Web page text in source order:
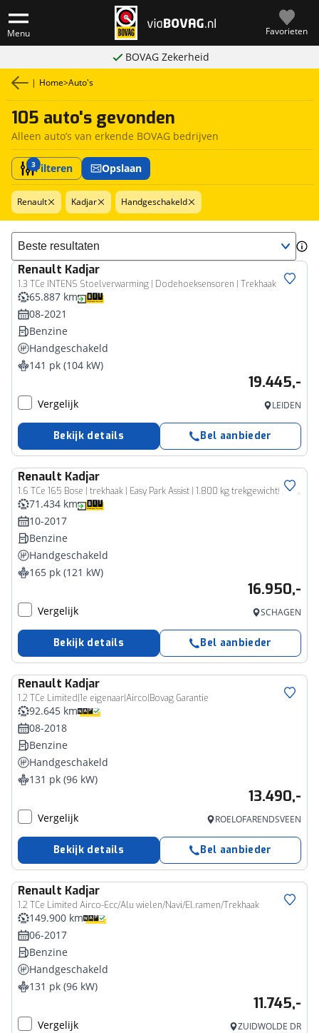
Menu Favorieten
BOVAG Zekerheid
| Home>Auto's
105 auto's gevonden
Alleen auto’s van erkende BOVAG bedrijven
3Filteren Opslaan
Renault Kadjar Handgeschakeld
Sorteer resultaten
Renault Kadjar
1.3 TCe INTENS Stoelverwarming | Dodehoeksensoren | Trekhaak
65.887 km
08-2021
Benzine
Handgeschakeld
141 pk (104 kW)
19.445,-
Vergelijk LEIDEN
Bekijk details Bel aanbieder
Renault Kadjar
1.6 TCe 165 Bose | trekhaak | Easy Park Assist | 1.800 kg trekgewicht! | tijdelijk gratis Top Afleverpakket twv Eur 695
71.434 km
10-2017
Benzine
Handgeschakeld
165 pk (121 kW)
16.950,-
Vergelijk SCHAGEN
Bekijk details Bel aanbieder
Renault Kadjar
1.2 TCe Limited|1e eigenaar|Airco|Bovag Garantie
92.645 km
08-2018
Benzine
Handgeschakeld
131 pk (96 kW)
13.490,-
Vergelijk ROELOFARENDSVEEN
Bekijk details Bel aanbieder
Renault Kadjar
1.2 TCe Limited Airco-Ecc/Alu wielen/Navi/El.ramen/Trekhaak
149.900 km
06-2017
Benzine
Handgeschakeld
131 pk (96 kW)
11.745,-
Vergelijk ZUIDWOLDE DR